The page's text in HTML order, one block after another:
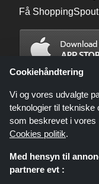
Få
Cookiehåndtering
Vi og vores udvalgte
teknologier til tekniske
som beskrevet i vores
Cookies politik.
Med hensyn til
partnere evt :